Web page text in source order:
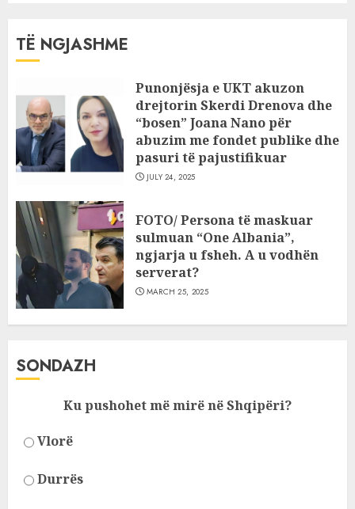
TË NGJASHME
Punonjësja e UKT akuzon
drejtorin Skerdi Drenova dhe
“bosen” Joana Nano për
abuzim me fondet publike dhe
pasuri të pajustifikuar
JULY 24, 2025
FOTO/ Persona të maskuar
sulmuan “One Albania”,
ngjarja u fsheh. A u vodhën
serverat?
MARCH 25, 2025
SONDAZH
Ku pushohet më mirë në Shqipëri?
Vlorë
Durrës